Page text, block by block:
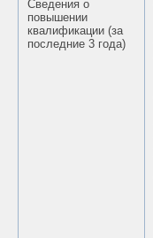
Сведения о
повышении
квалификации (за
последние 3 года)